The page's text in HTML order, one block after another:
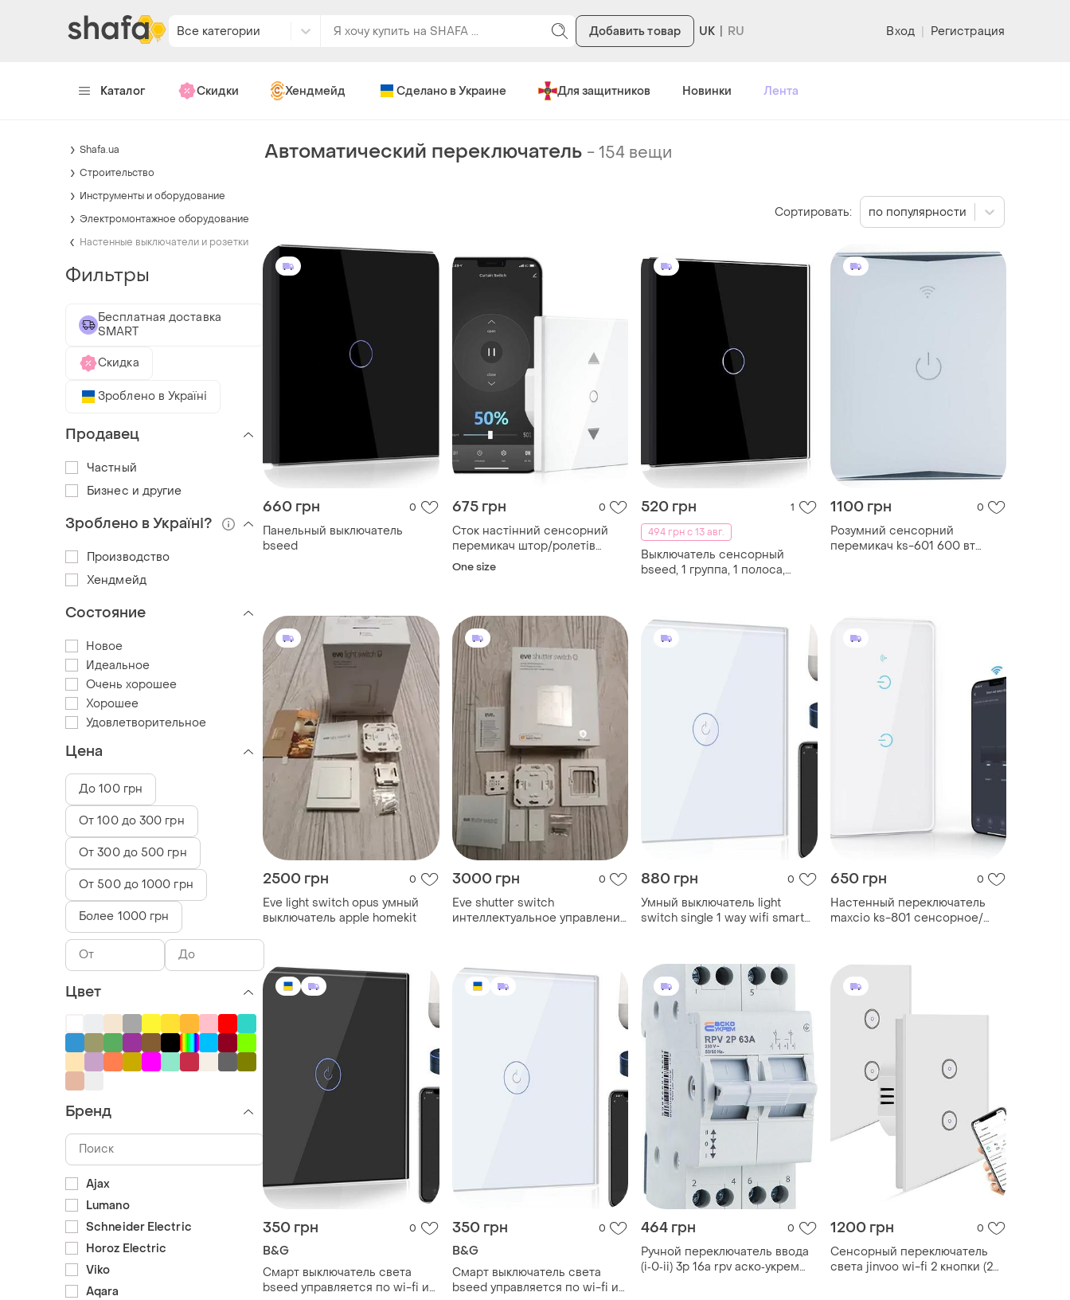
Все категории Добавить товар UK Вход | Регистрация
Каталог Скидки Хендмейд Сделано в Украине Для защитников Новинки Лента
Автоматический переключатель -154 вещи
660 грн 0
Панельный выключатель
bseed
675 грн 0
Сток настінний сенсорний
перемикач штор/ролетів
maxcio
One size
520 грн
1
494 грн с 13 авг.
Выключатель сенсорный
bseed, 1 группа, 1 полоса,
1100 грн 0
Розумний сенсорний
перемикач ks-601 600 вт
2500 грн 0
Eve light switch opus умный
выключатель apple homekit
3000 грн 0
Eve shutter switch
интеллектуальное управление
880 грн 0
Умный выключатель light
switch single 1 way wifi smart
650 грн 0
Настенный переключатель
maxcio ks-801 сенсорное/
home
350 грн 0
B&G
Смарт выключатель света
bseed управляется по wi-fi и
350 грн 0
B&G
Смарт выключатель света
bseed управляется по wi-fi и
464 грн 0
Ручной переключатель ввода
(i‑0‑ii) 3p 16a rpv аско‑укрем
1200 грн 0
Сенсорный переключатель
света jinvoo wi-fi 2 кнопки (2
Сортировать: по популярности
Shafa.ua
Строительство
Инструменты и оборудование
Электромонтажное оборудование
Настенные выключатели и розетки
Фильтры
Бесплатная доставка
SMART
Скидка
Зроблено в Україні
Продавец
Частный
Бизнес и другие
Зроблено в Україні?
Производство
Хендмейд
Состояние
Новое
Идеальное
Очень хорошее
Хорошее
Удовлетворительное
Цена
До 100 грн
От 100 до 300 грн
От 300 до 500 грн
От 500 до 1000 грн
Более 1000 грн
Цвет
Бренд
Ajax
Lumano
Schneider Electric
Horoz Electric
Viko
Aqara